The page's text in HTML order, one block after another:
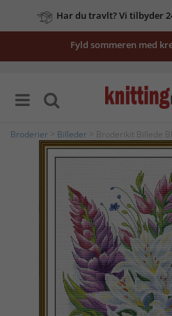
Har du travlt? Vi tilbyder
Fyld sommeren med
Broderier Billeder > Broderikit Billede